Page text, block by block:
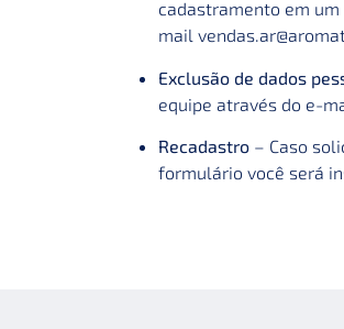
cadastramento em
mail
Exclusão de dados
equipe através do e-
Recadastro – Caso
formulário você será